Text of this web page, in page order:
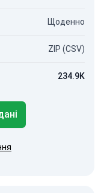
Щоденно
ZIP (CSV)
234.9K